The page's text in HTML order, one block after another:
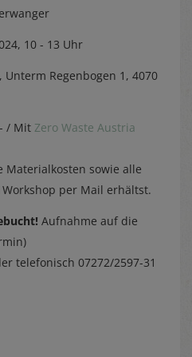
10 - 13 Uhr
Regenbogen 1, 4070
/ Mit Zero Waste Austria
sowie alle
per Mail erhältst.
Aufnahme auf die
telefonisch 07272/2597-31